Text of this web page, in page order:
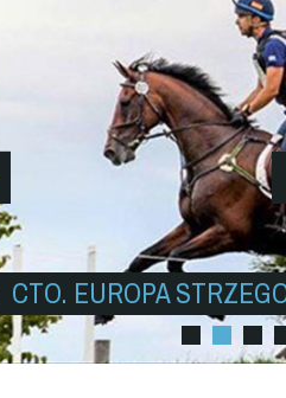
CTO. EUROPA